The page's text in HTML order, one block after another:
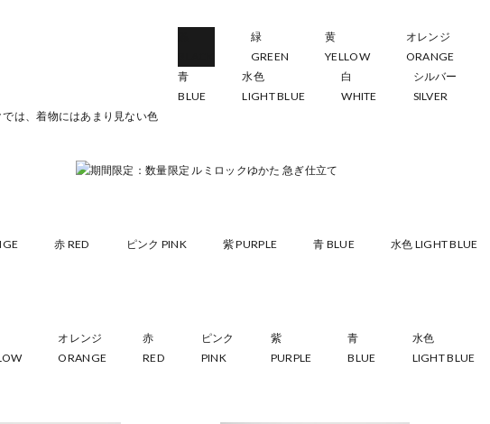
緑
GREEN
黄
YELLOW
オレンジ
ORANGE
青
BLUE
水色
LIGHT BLUE
白
WHITE
シルバー
SILVER
赤 RED ピンク PINK 紫 PURPLE 青 BLUE 水色 LIGHT BLUE
オレンジ
ORANGE
赤
RED
ピンク
PINK
紫
PURPLE
青
BLUE
水色
LIGHT BLUE